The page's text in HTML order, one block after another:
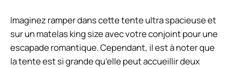
Imaginez ramper dans cette tente ultra spacieuse et
sur un matelas king size avec votre conjoint pour une
escapade romantique. Cependant, il est à noter que
la tente est si grande qu’elle peut accueillir deux